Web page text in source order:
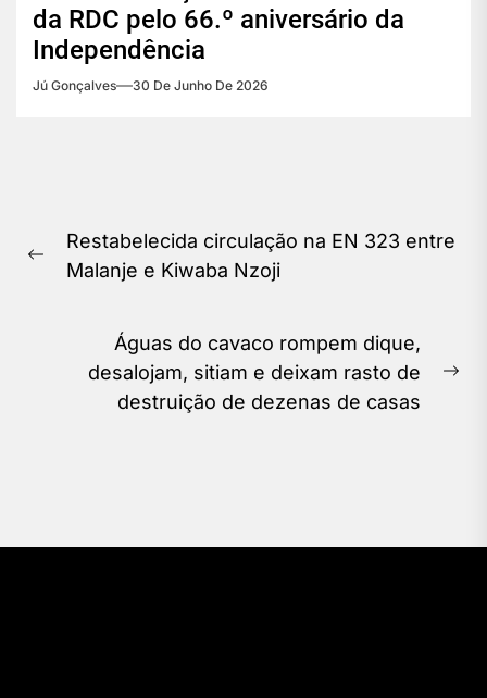
da RDC pelo 66.º aniversário da
Independência
Jú Gonçalves 30 De Junho De 2026
dePrevious
Restabelecida circulação na EN 323 entre
Malanje e Kiwaba Nzoji
Águas do cavaco rompem dique,
desalojam, sitiam e deixam rasto de
destruição de dezenas de casas